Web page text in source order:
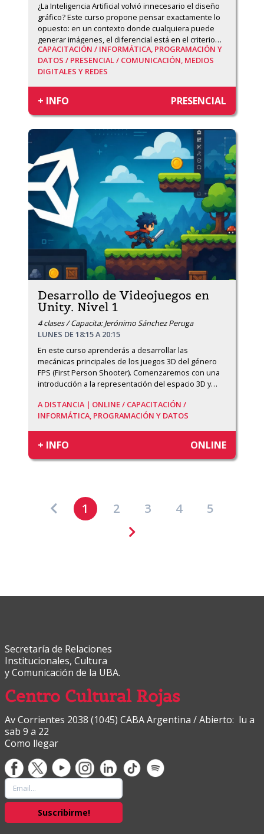
¿La Inteligencia Artificial volvió innecesario el diseño
gráfico? Este curso propone pensar exactamente lo
opuesto: en un contexto donde cualquiera puede
generar imágenes, el diferencial está en el criterio…
CAPACITACIÓN / INFORMÁTICA, PROGRAMACIÓN Y
DATOS / PRESENCIAL / COMUNICACIÓN, MEDIOS
DIGITALES Y REDES
+ INFO PRESENCIAL
Desarrollo de Videojuegos en
Unity. Nivel 1
4 clases / Capacita: Jerónimo Sánchez Peruga
LUNES DE 18:15 A 20:15
En este curso aprenderás a desarrollar las
mecánicas principales de los juegos 3D del género
FPS (First Person Shooter). Comenzaremos con una
introducción a la representación del espacio 3D y…
A DISTANCIA | ONLINE / CAPACITACIÓN /
INFORMÁTICA, PROGRAMACIÓN Y DATOS
+ INFO ONLINE
1 2 3 4 5
Secretaría de Relaciones
Institucionales, Cultura
y Comunicación de la UBA.
Centro Cultural Rojas
Av Corrientes 2038 (1045) CABA Argentina / Abierto: lu a
sab 9 a 22
Como llegar